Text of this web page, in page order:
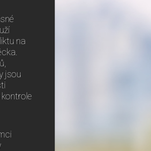
na
jsou